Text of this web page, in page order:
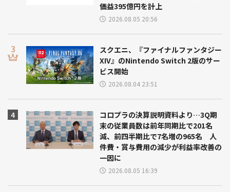
価益395億円を計上
2026.08.05 20:56
スクエニ、『ファイナルファンタジー
XIV』のNintendo Switch 2版のサー
ビス開始
2026.08.04 23:51
コロプラの決算説明資料より…3Q期
末の従業員数は前年同期比で201名
減、前四半期比で7名増の965名 人
件費・賞与費用の減少が利益率改善の
一因に
2026.08.05 16:39